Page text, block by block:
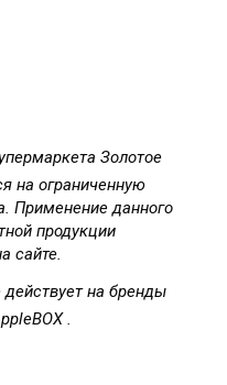
Золотое
на ограниченную
Применение данного
продукции
сайте.
на бренды
.